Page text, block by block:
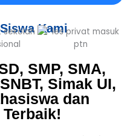
Siswa Kami
SMP, SMA,
Simak UI,
dan
Terbaik!​